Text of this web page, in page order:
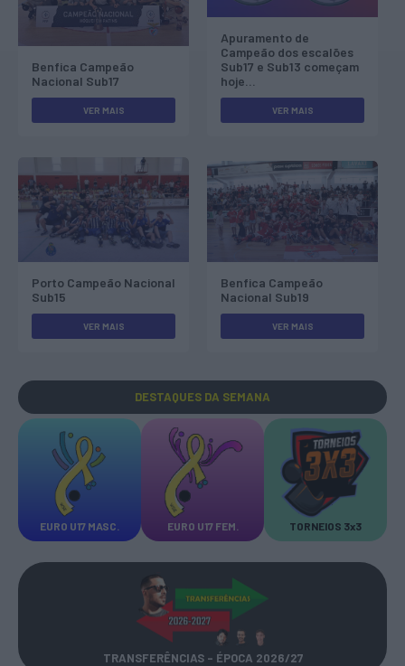
Benfica Campeão
Nacional Sub17
VER MAIS
Apuramento de
Campeão dos escalões
Sub17 e Sub13 começam
hoje…
VER MAIS
Porto Campeão Nacional
Sub15
VER MAIS
Benfica Campeão
Nacional Sub19
VER MAIS
DESTAQUES DA SEMANA
EURO U17 MASC. EURO U17 FEM. TORNEIOS 3x3
TRANSFERÊNCIAS - ÉPOCA 2026/27